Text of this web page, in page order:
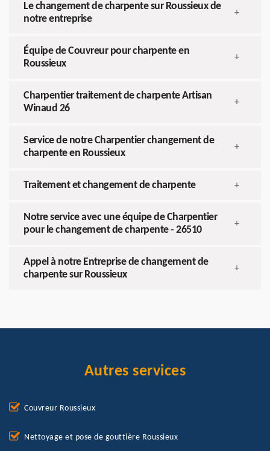
Le changement de charpente sur Roussieux de
notre entreprise
+
Équipe de Couvreur pour charpente en
Roussieux
+
Charpentier traitement de charpente Artisan
Winaud 26
+
Service de notre Charpentier changement de
charpente en Roussieux
+
Traitement et changement de charpente +
Notre service avec une équipe de Charpentier
pour le changement de charpente - 26510
+
Appel à notre Entreprise de changement de
charpente sur Roussieux
+
Autres services
Couvreur Roussieux
Nettoyage et pose de gouttière Roussieux